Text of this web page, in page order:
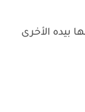
بيده الأخرى